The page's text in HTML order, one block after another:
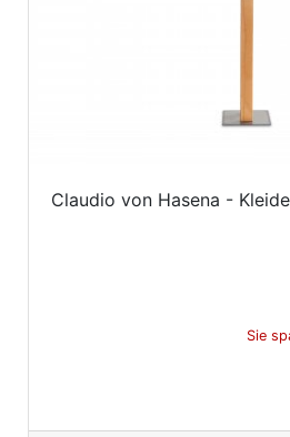
Claudio von Hasena -
Sie